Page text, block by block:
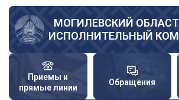
Перейти
основному
содержанию
МОГИЛЕВСКИЙ
ИСПОЛНИТЕЛЬНЫЙ
Приемы и
прямые линии
Обращения